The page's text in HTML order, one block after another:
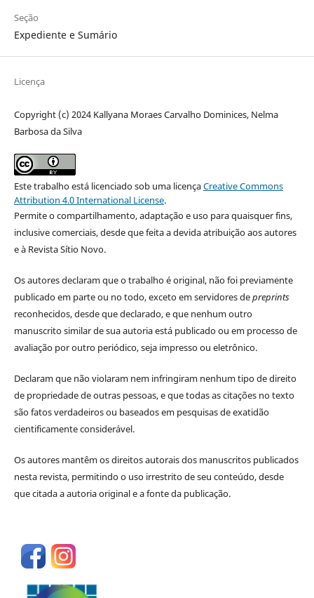
Seção
Expediente e Sumário
Licença
Copyright (c) 2024 Kallyana Moraes Carvalho Dominices, Nelma
Barbosa da Silva
Este trabalho está licenciado sob uma licençaCreative Commons
Attribution 4.0 International License.
Permite o compartilhamento, adaptação e uso para quaisquer fins,
inclusive comerciais, desde que feita a devida atribuição aos autores
e à Revista Sítio Novo.
Os autores declaram que o trabalho é original, não foi previamente
publicado em parte ou no todo, exceto em servidores depreprints
reconhecidos, desde que declarado, e que nenhum outro
manuscrito similar de sua autoria está publicado ou em processo de
avaliação por outro periódico, seja impresso ou eletrônico.
Declaram que não violaram nem infringiram nenhum tipo de direito
de propriedade de outras pessoas, e que todas as citações no texto
são fatos verdadeiros ou baseados em pesquisas de exatidão
cientificamente considerável.
Os autores mantêm os direitos autorais dos manuscritos publicados
nesta revista, permitindo o uso irrestrito de seu conteúdo, desde
que citada a autoria original e a fonte da publicação.